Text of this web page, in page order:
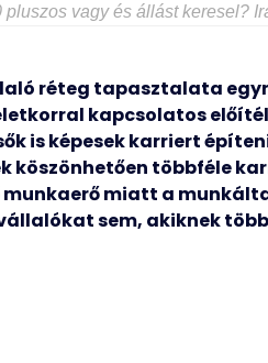
pluszos vagy és állást keresel?
réteg tapasztalata
kapcsolatos
is képesek karriert
köszönhetően többféle
munkaerő miatt a
sem, akiknek